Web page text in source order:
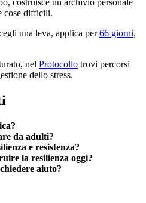
costruisce un archivio personale
cose difficili.
una leva, applica per66 giorni,
nel Protocollo trovi percorsi
dello stress.
da adulti?
e resistenza?
la resilienza oggi?
aiuto?